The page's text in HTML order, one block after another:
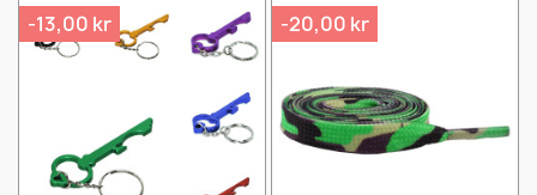
-13,00 kr -20,00 kr